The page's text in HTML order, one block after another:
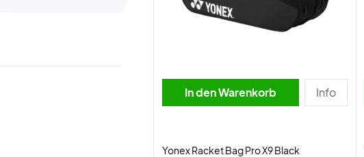
In den Warenkorb Info
Yonex Racket Bag Pro X9 Black